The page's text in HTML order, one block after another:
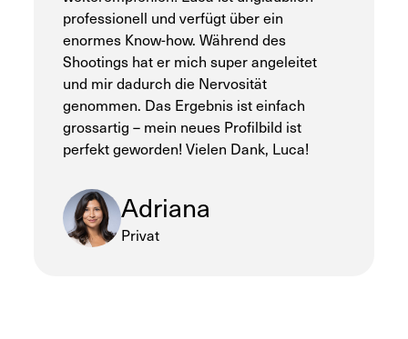
professionell und verfügt über ein
enormes Know-how. Während des
Shootings hat er mich super angeleitet
und mir dadurch die Nervosität
genommen. Das Ergebnis ist einfach
grossartig – mein neues Profilbild ist
perfekt geworden! Vielen Dank, Luca!
Adriana
Privat